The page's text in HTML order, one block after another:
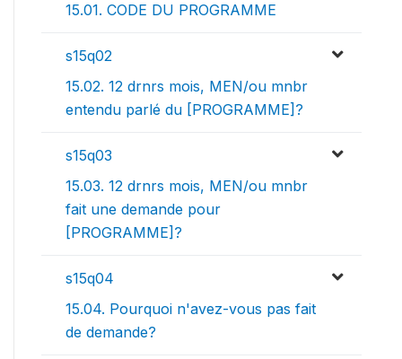
15.01. CODE DU PROGRAMME
s15q02
15.02. 12 drnrs mois, MEN/ou mnbr
entendu parlé du [PROGRAMME]?
s15q03
15.03. 12 drnrs mois, MEN/ou mnbr
fait une demande pour
[PROGRAMME]?
s15q04
15.04. Pourquoi n'avez-vous pas fait
de demande?